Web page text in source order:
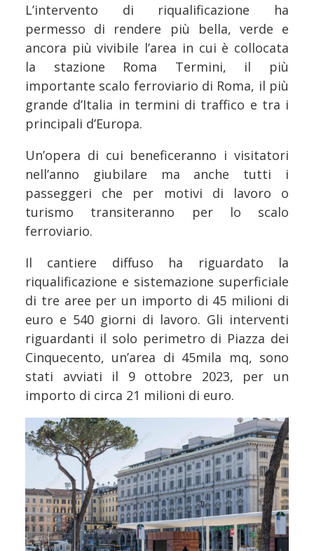
L’intervento di riqualificazione ha
permesso di rendere più bella, verde e
ancora più vivibile l’area in cui è collocata
la stazione Roma Termini, il più
importante scalo ferroviario di Roma, il più
grande d’Italia in termini di traffico e tra i
principali d’Europa.
Un’opera di cui beneficeranno i visitatori
nell’anno giubilare ma anche tutti i
passeggeri che per motivi di lavoro o
turismo transiteranno per lo scalo
ferroviario.
Il cantiere diffuso ha riguardato la
riqualificazione e sistemazione superficiale
di tre aree per un importo di 45 milioni di
euro e 540 giorni di lavoro. Gli interventi
riguardanti il solo perimetro di Piazza dei
Cinquecento, un’area di 45mila mq, sono
stati avviati il 9 ottobre 2023, per un
importo di circa 21 milioni di euro.